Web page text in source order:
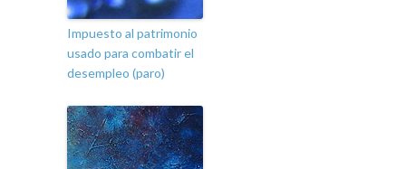
Impuesto al patrimonio
usado para combatir el
desempleo (paro)